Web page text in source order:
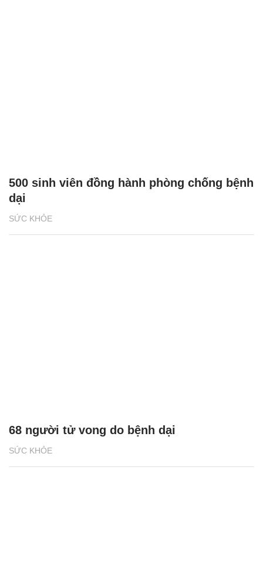
SỨC KHỎE
500 sinh viên đồng hành phòng chống bệnh
dại
SỨC KHỎE
68 người tử vong do bệnh dại